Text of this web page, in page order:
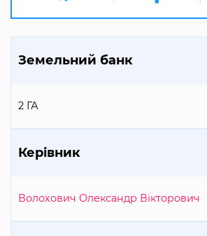
Земельний банк
2 ГА
Керівник
Волохович Олександр Вікторович